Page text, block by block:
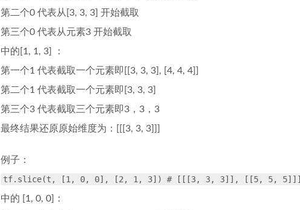
第二个0 代表从[3, 3, 3] 开始截取
第三个0 代表从元素3 开始截取
中的[1, 1, 3] ：
第一个1 代表截取一个元素即[[3, 3, 3], [4, 4, 4]]
第二个1 代表截取一个元素即[3, 3, 3]
第三个3 代表截取三个元素即3，3，3
最终结果还原原始维度为：[[[3, 3, 3]]]
例子：
tf.slice(t, [1, 0, 0], [2, 1, 3]) # [[[3, 3, 3]], [[5, 5, 5]]]
中的 [1, 0, 0]：